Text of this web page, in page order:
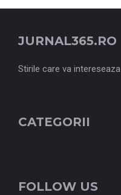
JURNAL365.RO
Stirile care va intereseaza
CATEGORII
FOLLOW US